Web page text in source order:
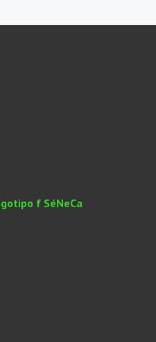
f SéNeCa